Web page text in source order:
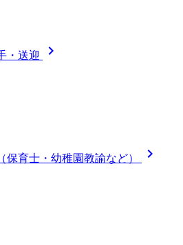
・送迎 
保育士・幼稚園教諭など） 